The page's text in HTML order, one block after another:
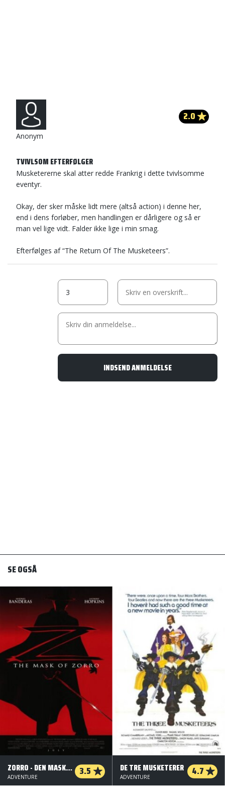
Anonym
2.0
TVIVLSOM EFTERFØLGER
Musketererne skal atter redde Frankrig i dette tvivlsomme
eventyr.
Okay, der sker måske lidt mere (altså action) i denne her,
end i dens forløber, men handlingen er dårligere og så er
man vel lige vidt. Falder ikke lige i min smag.
Efterfølges af “The Return Of The Musketeers”.
SE OGSÅ
ZORRO - DEN MASKEREDE HÆVNER 3.5
ADVENTURE
DE TRE MUSKETERER 4.7
ADVENTURE